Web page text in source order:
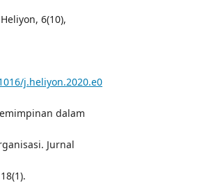
6(10),
j.heliyon.2020.e0
dalam
Jurnal